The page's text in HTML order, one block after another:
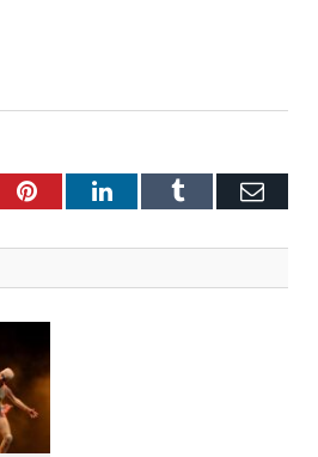
PinterestLinkedInTumblr E-